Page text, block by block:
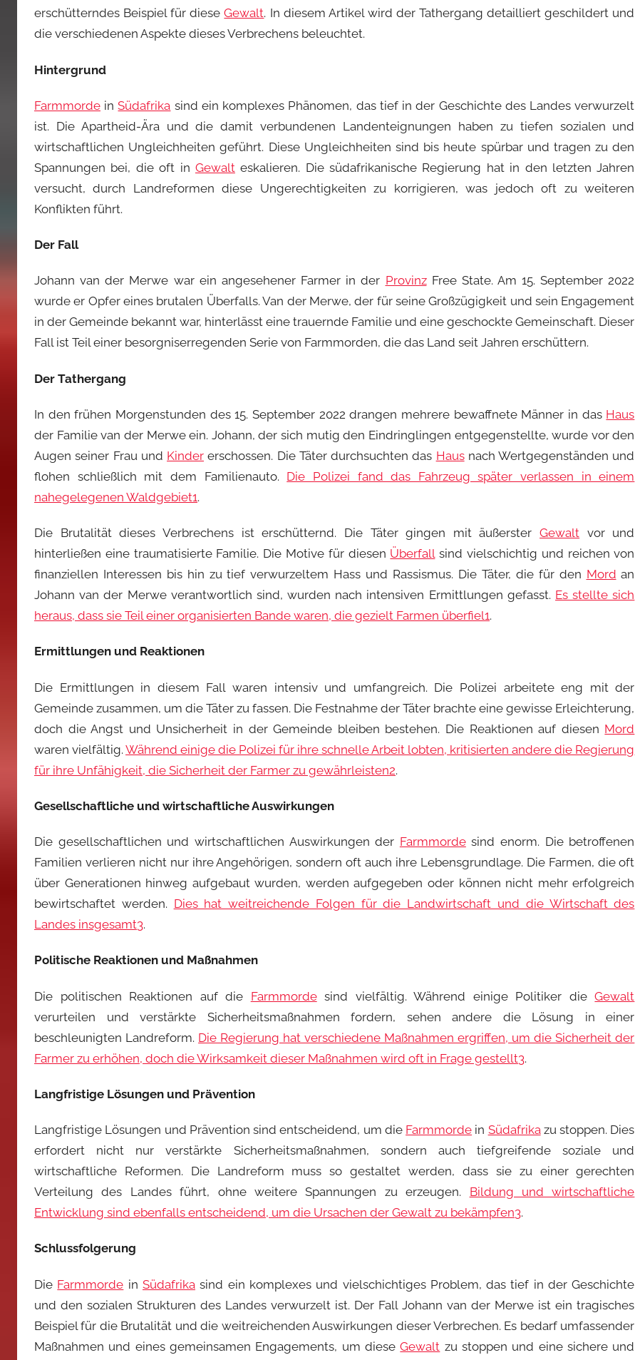
erschütterndes Beispiel für dieseGewalt. In diesem Artikel wird der Tathergang detailliert geschildert und
die verschiedenen Aspekte dieses Verbrechens beleuchtet.
Hintergrund
Farmmorde inSüdafrika sind ein komplexes Phänomen, das tief in der Geschichte des Landes verwurzelt
ist. Die Apartheid-Ära und die damit verbundenen Landenteignungen haben zu tiefen sozialen und
wirtschaftlichen Ungleichheiten geführt. Diese Ungleichheiten sind bis heute spürbar und tragen zu den
Spannungen bei, die oft in Gewalteskalieren. Die südafrikanische Regierung hat in den letzten Jahren
versucht, durch Landreformen diese Ungerechtigkeiten zu korrigieren, was jedoch oft zu weiteren
Konflikten führt.
Der Fall
Johann van der Merwe war ein angesehener Farmer in der ProvinzFree State. Am 15. September 2022
wurde er Opfer eines brutalen Überfalls. Van der Merwe, der für seine Großzügigkeit und sein Engagement
in der Gemeinde bekannt war, hinterlässt eine trauernde Familie und eine geschockte Gemeinschaft. Dieser
Fall ist Teil einer besorgniserregenden Serie von Farmmorden, die das Land seit Jahren erschüttern.
Der Tathergang
In den frühen Morgenstunden des 15. September 2022 drangen mehrere bewaffnete Männer in das Haus
der Familie van der Merwe ein. Johann, der sich mutig den Eindringlingen entgegenstellte, wurde vor den
Augen seiner Frau und Kinder erschossen. Die Täter durchsuchten das Hausnach Wertgegenständen und
flohen schließlich mit dem Familienauto. Die Polizei fand das Fahrzeug später verlassen in einem
nahegelegenen Waldgebiet1.
Die Brutalität dieses Verbrechens ist erschütternd. Die Täter gingen mit äußersterGewalt vor und
hinterließen eine traumatisierte Familie. Die Motive für diesen Überfallsind vielschichtig und reichen von
finanziellen Interessen bis hin zu tief verwurzeltem Hass und Rassismus. Die Täter, die für den Mord an
Johann van der Merwe verantwortlich sind, wurden nach intensiven Ermittlungen gefasst. Es stellte sich
heraus, dass sie Teil einer organisierten Bande waren, die gezielt Farmen überfiel1.
Ermittlungen und Reaktionen
Die Ermittlungen in diesem Fall waren intensiv und umfangreich. Die Polizei arbeitete eng mit der
Gemeinde zusammen, um die Täter zu fassen. Die Festnahme der Täter brachte eine gewisse Erleichterung,
doch die Angst und Unsicherheit in der Gemeinde bleiben bestehen. Die Reaktionen auf diesen Mord
waren vielfältig.Während einige die Polizei für ihre schnelle Arbeit lobten, kritisierten andere die Regierung
für ihre Unfähigkeit, die Sicherheit der Farmer zu gewährleisten2.
Gesellschaftliche und wirtschaftliche Auswirkungen
Die gesellschaftlichen und wirtschaftlichen Auswirkungen der Farmmordesind enorm. Die betroffenen
Familien verlieren nicht nur ihre Angehörigen, sondern oft auch ihre Lebensgrundlage. Die Farmen, die oft
über Generationen hinweg aufgebaut wurden, werden aufgegeben oder können nicht mehr erfolgreich
bewirtschaftet werden. Dies hat weitreichende Folgen für die Landwirtschaft und die Wirtschaft des
Landes insgesamt3.
Politische Reaktionen und Maßnahmen
Die politischen Reaktionen auf die Farmmordesind vielfältig. Während einige Politiker dieGewalt
verurteilen und verstärkte Sicherheitsmaßnahmen fordern, sehen andere die Lösung in einer
beschleunigten Landreform. Die Regierung hat verschiedene Maßnahmen ergriffen, um die Sicherheit der
Farmer zu erhöhen, doch die Wirksamkeit dieser Maßnahmen wird oft in Frage gestellt3.
Langfristige Lösungen und Prävention
Langfristige Lösungen und Prävention sind entscheidend, um die Farmmorde in Südafrikazu stoppen. Dies
erfordert nicht nur verstärkte Sicherheitsmaßnahmen, sondern auch tiefgreifende soziale und
wirtschaftliche Reformen. Die Landreform muss so gestaltet werden, dass sie zu einer gerechten
Verteilung des Landes führt, ohne weitere Spannungen zu erzeugen. Bildung und wirtschaftliche
Entwicklung sind ebenfalls entscheidend, um die Ursachen der Gewalt zu bekämpfen3.
Schlussfolgerung
Die Farmmorde in Südafrika sind ein komplexes und vielschichtiges Problem, das tief in der Geschichte
und den sozialen Strukturen des Landes verwurzelt ist. Der Fall Johann van der Merwe ist ein tragisches
Beispiel für die Brutalität und die weitreichenden Auswirkungen dieser Verbrechen. Es bedarf umfassender
Maßnahmen und eines gemeinsamen Engagements, um dieseGewalt zu stoppen und eine sichere und